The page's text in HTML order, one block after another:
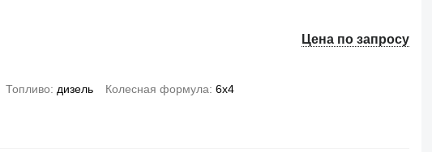
Цена по запросу
Топливо дизель Колесная формула 6x4